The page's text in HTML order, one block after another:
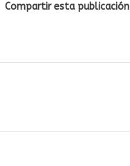
Compartir esta publicación